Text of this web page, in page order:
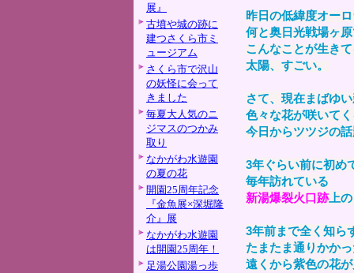
展』
古墳や城の跡に
建つさくら市ミ
ュージアム
さくら市で沢山
の妖怪に会って
きました
毎夏大人気のニ
ジマスのつかみ
取り
なかがわ水遊園
の夏の花
開園25周年記念
『金魚展×深堀隆
介』展
なかがわ水遊園
は開園25周年！
足湯公園湯っ歩
昨日の低緯度オー
何と奥日光戦場ヶ
こんなことが生き
太陽、すごい。
さて、現在まばゆ
色々な花が咲いて
今日からツツジの
3年ぐらい前に初め
毎年訪れている
新湯爆裂火口跡 上の
3年前まで全く知ら
たまたま通りかか
遠くから紫色の花